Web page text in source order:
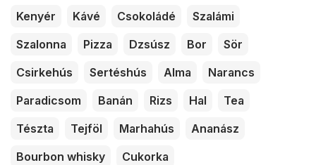
Kenyér
Kávé Csokoládé
Szalámi
Szalonna
Pizza Dzsúsz Bor
Sör
Csirkehús
Sertéshús Alma
Narancs
Paradicsom
Banán Rizs Hal
Tea
Tészta
Tejföl Marhahús
Ananász
Bourbon whisky
Cukorka